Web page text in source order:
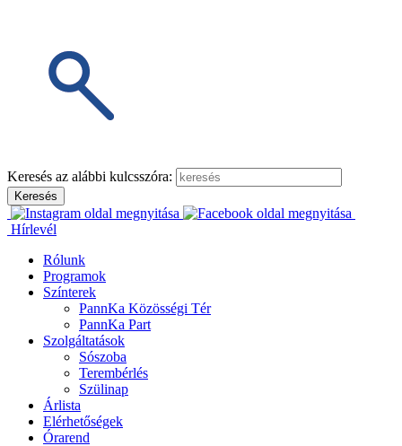
Keresés az alábbi kulcsszóra:
Hírlevél
Rólunk
Programok
Színterek
PannKa Közösségi Tér
PannKa Part
Szolgáltatások
Sószoba
Terembérlés
Szülinap
Árlista
Elérhetőségek
Órarend